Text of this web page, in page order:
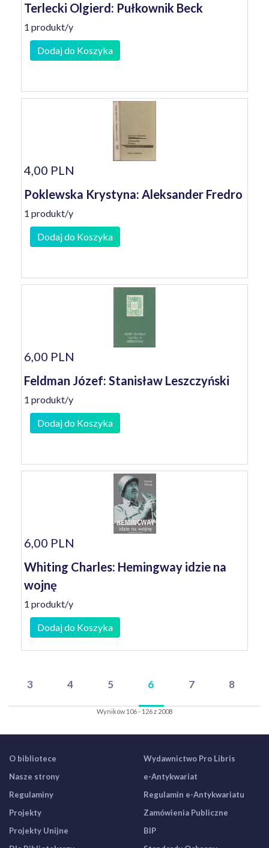
Terlecki Olgierd: Pułkownik Beck
1 produkt/y
Dodaj do Koszyka
4,00 PLN
Poklewska Krystyna: Aleksander Fredro
1 produkt/y
Dodaj do Koszyka
6,00 PLN
Feldman Józef: Stanisław Leszczyński
1 produkt/y
Dodaj do Koszyka
6,00 PLN
Whiting Charles: Hemingway idzie na
wojnę
1 produkt/y
Dodaj do Koszyka
3 4 5 6 7 8
Wyników 106 - 126 z 2008
O bibliotece
Nasze strony
Regulaminy
Projekty
Projekty Unijne
Wydawnictwo Pro Libris
e-Antykwariat
Regulamin e-Antykwariatu
Zamówienia Publiczne
BIP